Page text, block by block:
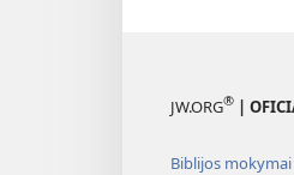
JW.ORG® |
Biblijos mokymai